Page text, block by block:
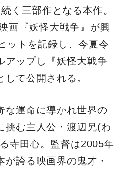
く三部作となる本作。
画『妖怪大戦争』が興
ットを記録し、今夏令
アップし『妖怪大戦争
て公開される。
な運命に導かれ世界の
挑む主人公・渡辺兄(わ
寺田心。監督は2005年
が誇る映画界の鬼才・